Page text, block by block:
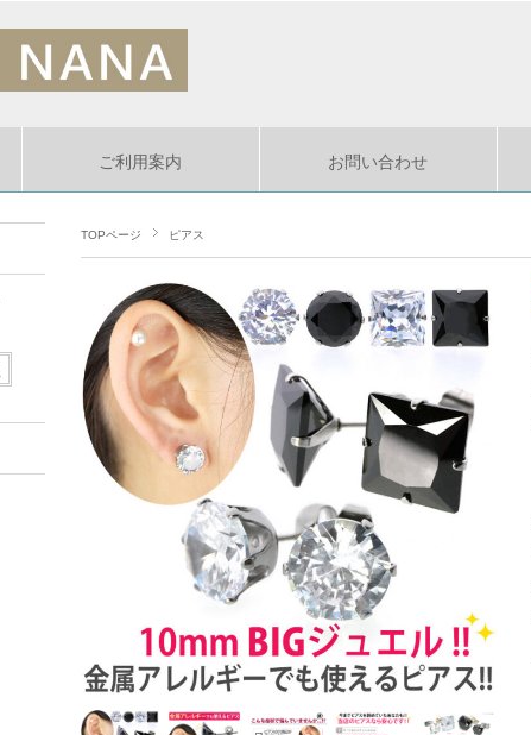
ご利用案内 お問い合わせ
TOPページ ピアス